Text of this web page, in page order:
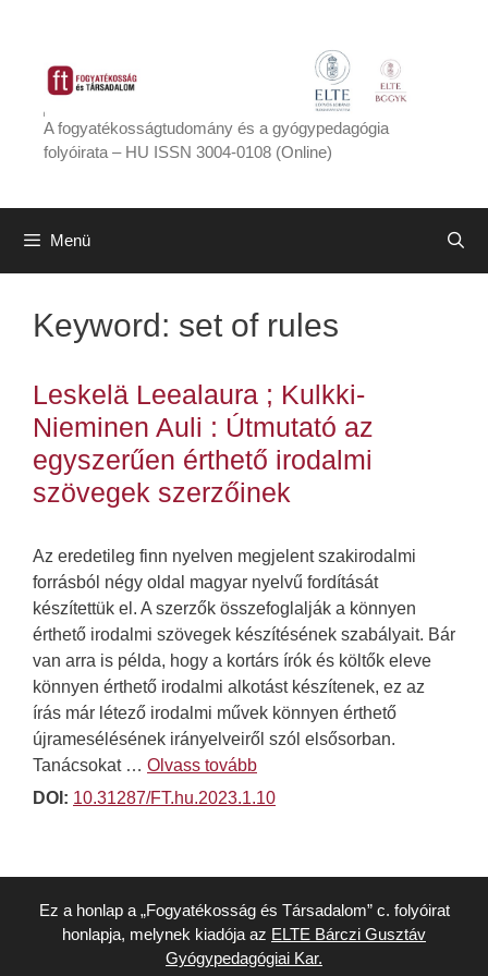
tartalomba
A fogyatékosságtudomány és a gyógypedagógia
folyóirata – HU ISSN 3004-0108 (Online)
Menü
Keyword: set of rules
Leskelä Leealaura ; Kulkki-
Nieminen Auli : Útmutató az
egyszerűen érthető irodalmi
szövegek szerzőinek
Az eredetileg finn nyelven megjelent szakirodalmi
forrásból négy oldal magyar nyelvű fordítását
készítettük el. A szerzők összefoglalják a könnyen
érthető irodalmi szövegek készítésének szabályait. Bár
van arra is példa, hogy a kortárs írók és költők eleve
könnyen érthető irodalmi alkotást készítenek, ez az
írás már létező irodalmi művek könnyen érthető
újramesélésének irányelveiről szól elsősorban.
Tanácsokat … Olvass tovább
DOI: 10.31287/FT.hu.2023.1.10
Ez a honlap a „Fogyatékosság és Társadalom” c. folyóirat
honlapja, melynek kiadója az ELTE Bárczi Gusztáv
Gyógypedagógiai Kar.